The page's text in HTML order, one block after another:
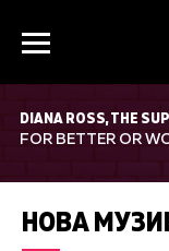
DIANA ROSS, THE
FOR BETTER OR
НОВА